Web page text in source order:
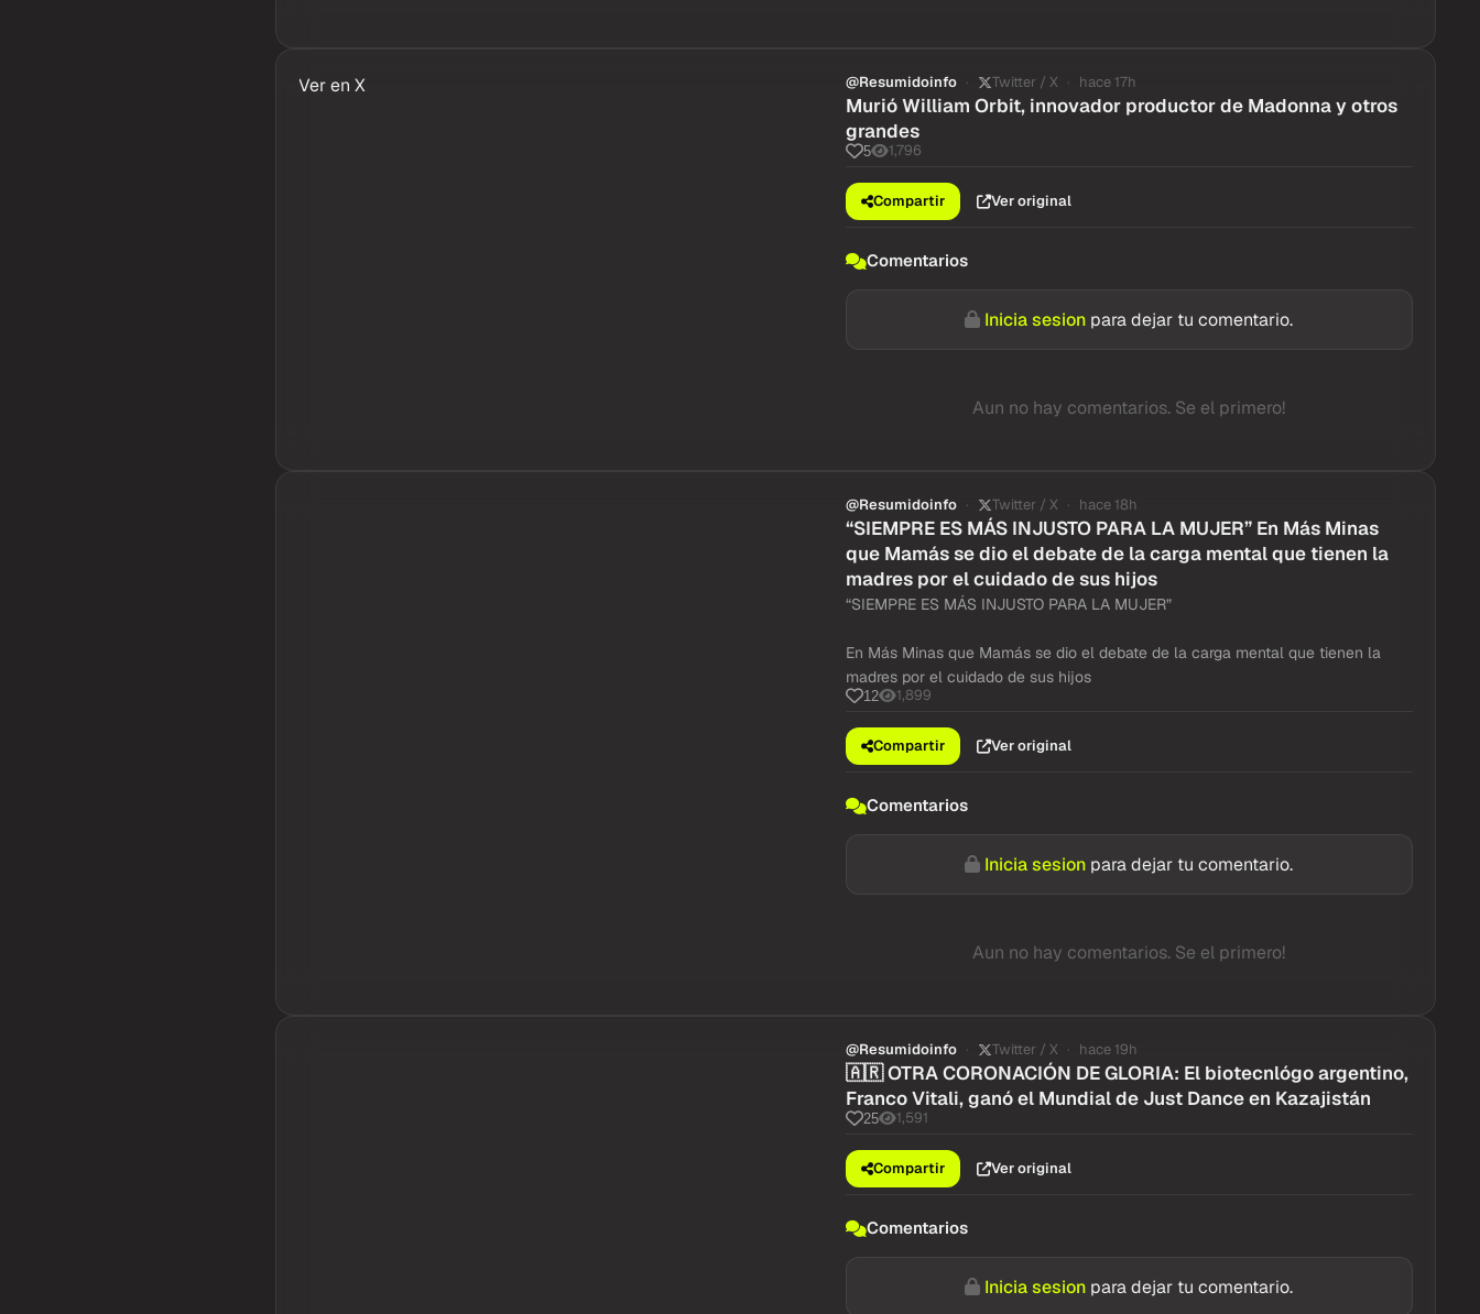
Ver en X @Resumidoinfo Twitter / X hace 17h
Murió William Orbit, innovador productor de Madonna y otros
grandes
5 1,796
Compartir Ver original
Comentarios
Inicia sesion para dejar tu comentario.
Aun no hay comentarios. Se el primero!
@Resumidoinfo Twitter / X hace 18h
“SIEMPRE ES MÁS INJUSTO PARA LA MUJER” En Más Minas
que Mamás se dio el debate de la carga mental que tienen la
madres por el cuidado de sus hijos
“SIEMPRE ES MÁS INJUSTO PARA LA MUJER”
En Más Minas que Mamás se dio el debate de la carga mental que tienen la
madres por el cuidado de sus hijos
12 1,899
Compartir Ver original
Comentarios
Inicia sesion para dejar tu comentario.
Aun no hay comentarios. Se el primero!
@Resumidoinfo Twitter / X hace 19h
🇦🇷 OTRA CORONACIÓN DE GLORIA: El biotecnlógo argentino,
Franco Vitali, ganó el Mundial de Just Dance en Kazajistán
25 1,591
Compartir Ver original
Comentarios
Inicia sesion para dejar tu comentario.